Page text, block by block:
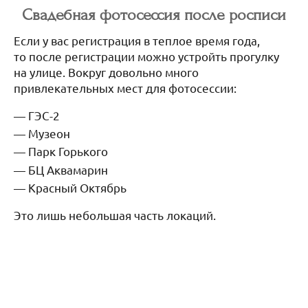
Свадебная фотосессия после росписи
Если у вас регистрация в теплое время года,
то после регистрации можно устройть прогулку
на улице. Вокруг довольно много
привлекательных мест для фотосессии:
ГЭС-2
Музеон
Парк Горького
БЦ Аквамарин
Красный Октябрь
Это лишь небольшая часть локаций.